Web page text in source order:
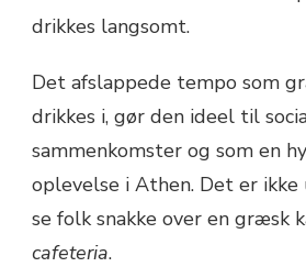
drikkes langsomt.
Det afslappede tempo som
drikkes i, gør den ideel til
sammenkomster og som en
oplevelse i Athen. Det er
se folk snakke over en græsk
cafeteria.